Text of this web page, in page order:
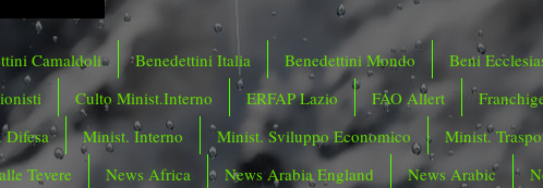
Camaldoli Benedettini Italia Benedettini Mondo
Beni
Culto Minist.Interno ERFAP Lazio FAO Allert
Minist. Interno Minist. Sviluppo Economico
Minist.
Tevere News Africa News Arabia England News Arabic